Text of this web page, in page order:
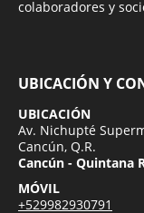
colaboradores y
UBICACIÓN Y
UBICACIÓN
Av. Nichupté
Cancún, Q.R.
Cancún - Quintana
MÓVIL
+529982930791